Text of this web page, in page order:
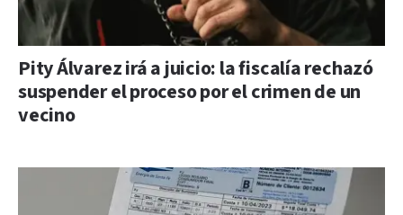
Pity Álvarez irá a juicio: la fiscalía rechazó
suspender el proceso por el crimen de un
vecino